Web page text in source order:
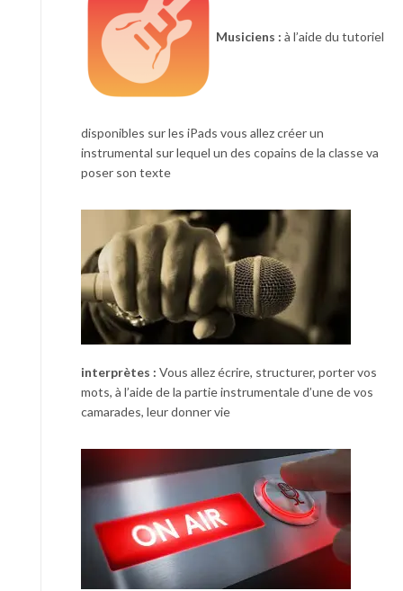
Musiciens : à l’aide du tutoriel
disponibles sur les iPads vous allez créer un
instrumental sur lequel un des copains de la classe va
poser son texte
interprètes : Vous allez écrire, structurer, porter vos
mots, à l’aide de la partie instrumentale d’une de vos
camarades, leur donner vie